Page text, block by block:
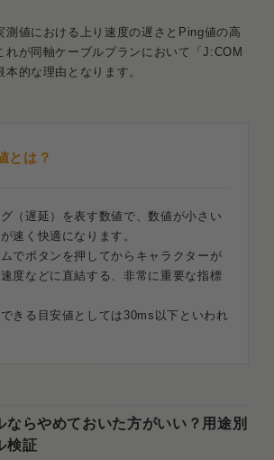
測値における上り速度の遅さとPing値の高
れが同軸ケーブルプランにおいて「J:COM
的な理由となります。
とは？
（遅延）を表す数値で、数値が小さい
速く快適になります。
でボタンを押してからキャラクターが
度などに直結する、非常に重要な指標
きる目安値としては30ms以下といわれ
ならやめておいた方がいい？用途別
検証